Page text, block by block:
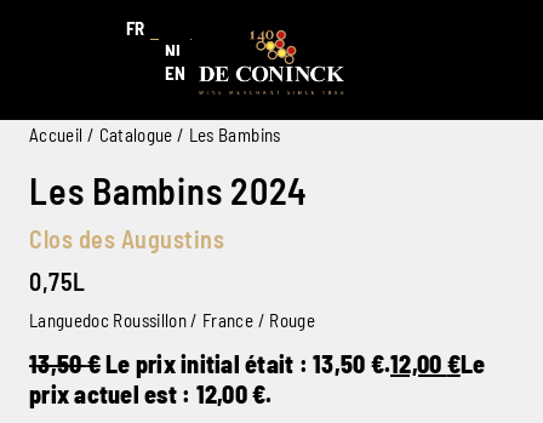
FR
NL
EN
Accueil / Catalogue / Les Bambins
Les Bambins 2024
Clos des Augustins
0,75L
Languedoc Roussillon / France / Rouge
13,50€Le prix initial était : 13,50 €.12,00 €Le
prix actuel est : 12,00 €.